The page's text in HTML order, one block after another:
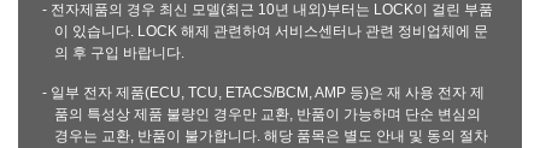
- 전자제품의 경우 최신 모델(최근 10년 내외)부터는 LOCK이 걸린 부품
이 있습니다. LOCK 해제 관련하여 서비스센터나 관련 정비업체에 문
의 후 구입 바랍니다.
- 일부 전자 제품(ECU, TCU, ETACS/BCM, AMP 등)은 재 사용 전자 제
품의 특성상 제품 불량인 경우만 교환, 반품이 가능하며 단순 변심의
경우는 교환, 반품이 불가합니다. 해당 품목은 별도 안내 및 동의 절차